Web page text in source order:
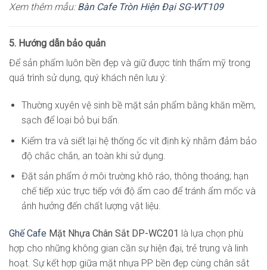
Xem thêm mẫu: Bàn Cafe Tròn Hiện Đại SG-WT109
5. Hướng dẫn bảo quản
Để sản phẩm luôn bền đẹp và giữ được tính thẩm mỹ trong
quá trình sử dụng, quý khách nên lưu ý:
Thường xuyên vệ sinh bề mặt sản phẩm bằng khăn mềm,
sạch để loại bỏ bụi bẩn.
Kiểm tra và siết lại hệ thống ốc vít định kỳ nhằm đảm bảo
độ chắc chắn, an toàn khi sử dụng.
Đặt sản phẩm ở môi trường khô ráo, thông thoáng; hạn
chế tiếp xúc trực tiếp với độ ẩm cao để tránh ẩm mốc và
ảnh hưởng đến chất lượng vật liệu.
Ghế Cafe Mặt Nhựa Chân Sắt DP-WC201 là lựa chọn phù
hợp cho những không gian cần sự hiện đại, trẻ trung và linh
hoạt. Sự kết hợp giữa mặt nhựa PP bền đẹp cùng chân sắt